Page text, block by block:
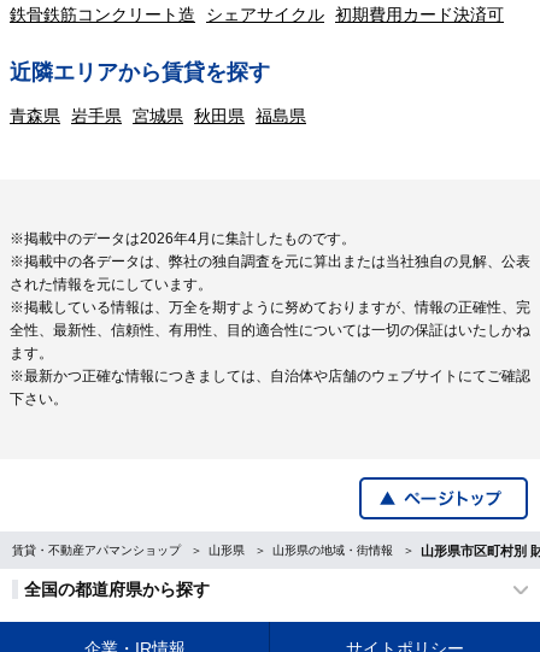
鉄骨鉄筋コンクリート造
シェアサイクル 初期費用カード決済可
近隣エリアから賃貸を探す
青森県 岩手県 宮城県 秋田県 福島県
※掲載中のデータは2026年4月に集計したものです。
※掲載中の各データは、弊社の独自調査を元に算出または当社独自の見解、公表
された情報を元にしています。
※掲載している情報は、万全を期すように努めておりますが、情報の正確性、完
全性、最新性、信頼性、有用性、目的適合性については一切の保証はいたしかね
ます。
※最新かつ正確な情報につきましては、自治体や店舗のウェブサイトにてご確認
下さい。
賃貸・不動産アパマンショップ 山形県 山形県の地域・街情報 山形県市区町村別
全国の都道府県から探す